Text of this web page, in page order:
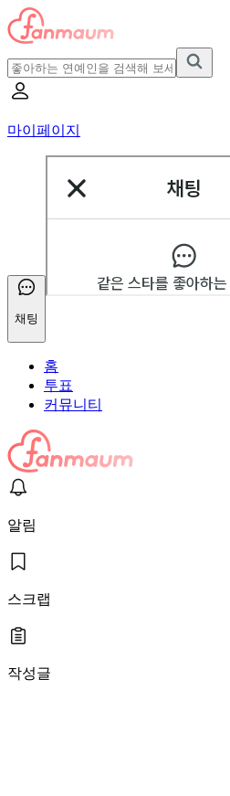
마이페이지
채팅
홈
투표
커뮤니티
알림
스크랩
작성글